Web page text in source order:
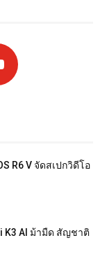
R6 V จัดสเปกวิดีโอ
K3 AI ม้ามืด สัญชาติ